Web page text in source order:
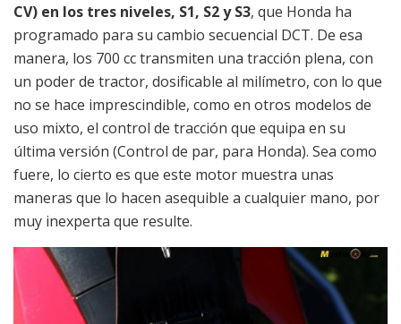
CV) en los tres niveles, S1, S2 y S3, que Honda ha
programado para su cambio secuencial DCT. De esa
manera, los 700 cc transmiten una tracción plena, con
un poder de tractor, dosificable al milímetro, con lo que
no se hace imprescindible, como en otros modelos de
uso mixto, el control de tracción que equipa en su
última versión (Control de par, para Honda). Sea como
fuere, lo cierto es que este motor muestra unas
maneras que lo hacen asequible a cualquier mano, por
muy inexperta que resulte.